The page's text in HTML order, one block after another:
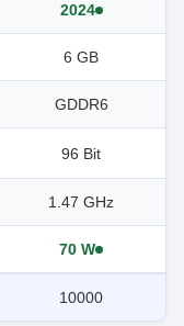
2024
6 GB
GDDR6
96 Bit
1.47 GHz
70 W
10000